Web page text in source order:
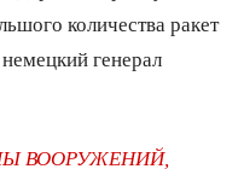
количества ракет
генерал
ВООРУЖЕНИЙ,